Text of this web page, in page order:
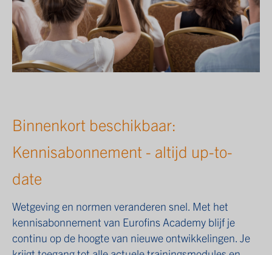
Binnenkort beschikbaar:
Kennisabonnement - altijd up-to-
date
Wetgeving en normen veranderen snel. Met het
kennisabonnement van Eurofins Academy blijf je
continu op de hoogte van nieuwe ontwikkelingen. Je